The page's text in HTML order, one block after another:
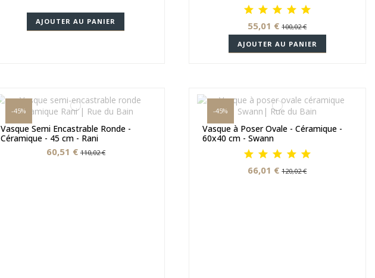
AJOUTER AU PANIER 55,01 €100,02 €
AJOUTER AU PANIER
-45%
Vasque Semi Encastrable Ronde -
Céramique - 45 cm - Rani
60,51 €110,02 €
-45%
Vasque à Poser Ovale - Céramique -
60x40 cm - Swann
66,01 €120,02 €